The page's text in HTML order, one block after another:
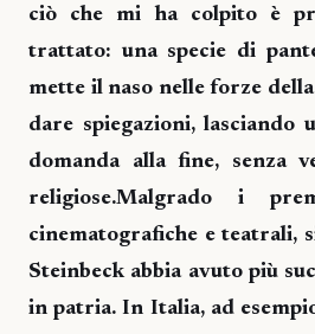
ciò che mi ha colpito è
trattato: una specie di
mette il naso nelle forze
dare spiegazioni, lasciando
domanda alla fine, senza
religiose.Malgrado i
cinematografiche e teatrali,
Steinbeck abbia avuto più
in patria. In Italia, ad